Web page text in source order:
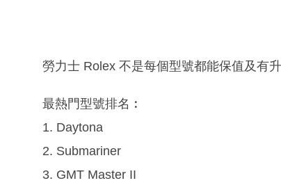
勞力士 Rolex 不是每個型號都能保值及有
最熱門型號排名︰
1. Daytona
2. Submariner
3. GMT Master II